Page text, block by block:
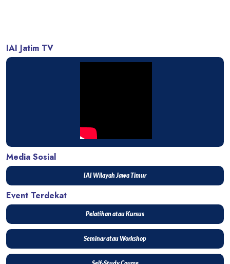
IAI Jatim TV
Media Sosial
IAI Wilayah Jawa Timur
Event Terdekat
Pelatihan atau Kursus
Seminar atau Workshop